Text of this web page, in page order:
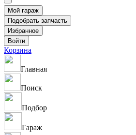
Корзина
Главная
Поиск
Подбор
Гараж